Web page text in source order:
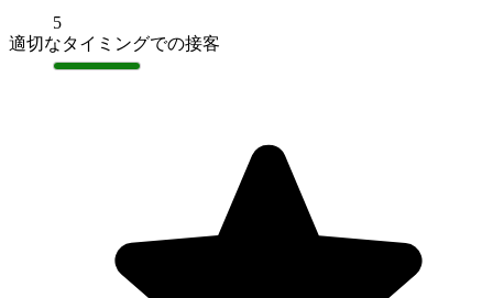
5
適切なタイミングでの接客